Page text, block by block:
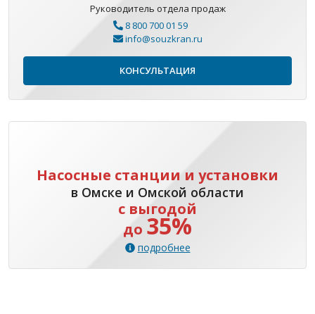
Руководитель отдела продаж
8 800 700 01 59
info@souzkran.ru
КОНСУЛЬТАЦИЯ
Насосные станции и установки
в Омске и Омской области
с выгодой
до 35%
подробнее